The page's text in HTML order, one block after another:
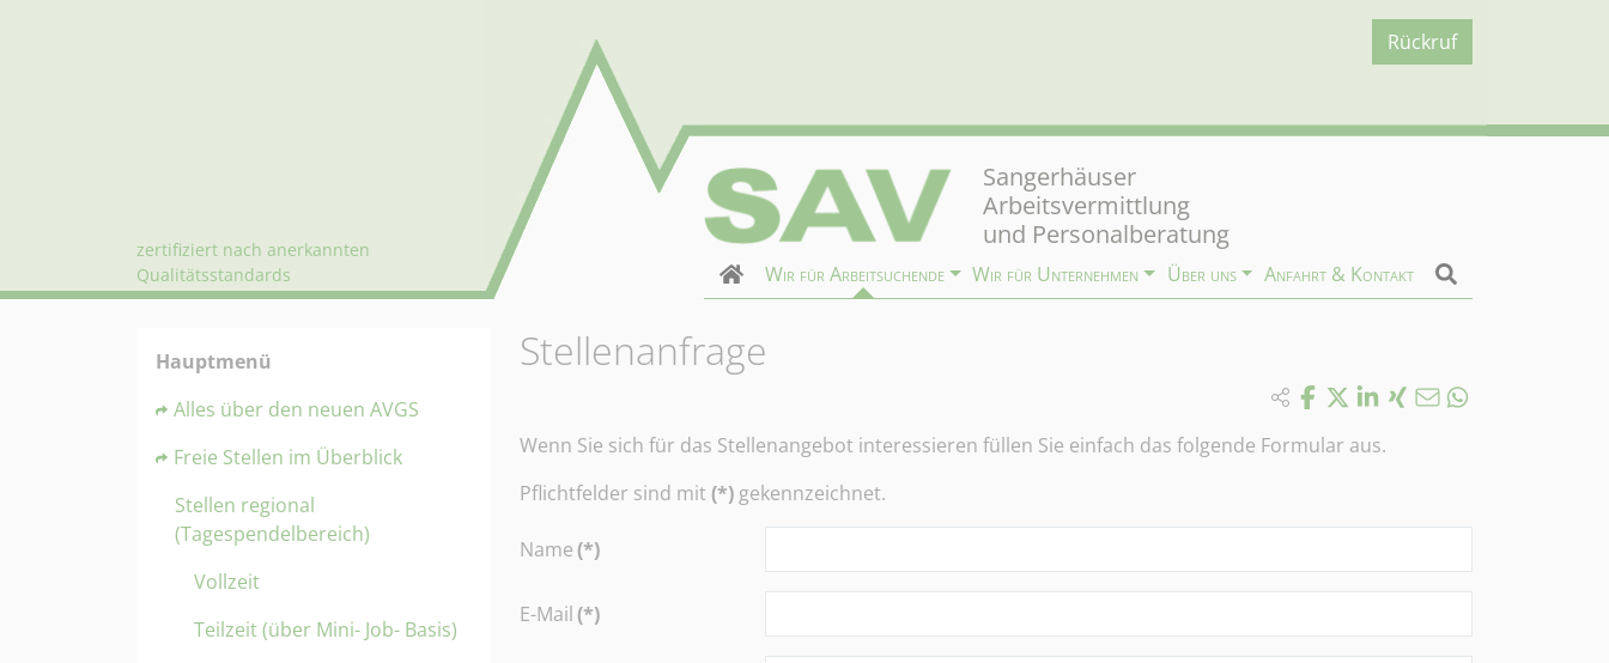
Rückruf
zertifiziert nach anerkannten
Qualitätsstandards
Sangerhäuser
Arbeitsvermittlung
und Personalberatung
Wir für Arbeitsuchende Wir für Unternehmen Über uns Anfahrt & Kontakt
Hauptmenü
Alles über den neuen AVGS
Freie Stellen im Überblick
Stellen regional
(Tagespendelbereich)
Vollzeit
Teilzeit (über Mini- Job- Basis)
Stellenanfrage
Wenn Sie sich für das Stellenangebot interessieren füllen Sie einfach das folgende Formular aus.
Pflichtfelder sind mit (*) gekennzeichnet.
Name(*)
E-Mail(*)